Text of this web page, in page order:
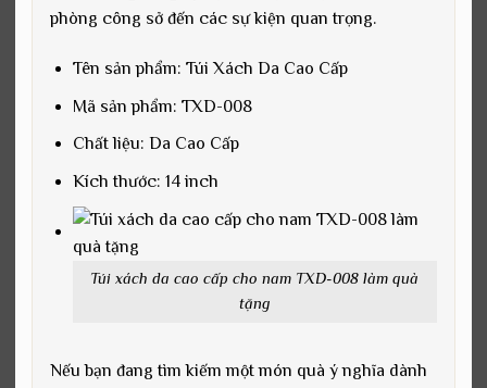
phòng công sở đến các sự kiện quan trọng.
Tên sản phẩm: Túi Xách Da Cao Cấp
Mã sản phẩm: TXD-008
Chất liệu: Da Cao Cấp
Kích thước: 14 inch
Túi xách da cao cấp cho nam TXD-008 làm quà
tặng
Nếu bạn đang tìm kiếm một món quà ý nghĩa dành